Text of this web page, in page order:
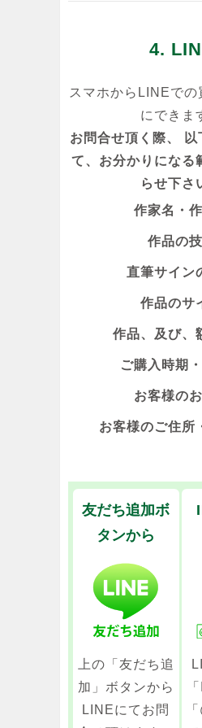
4.
スマホからLINEでの
にできま
お問合せ頂く際、
て、お分かりになる
らせ下さ
作家名・
作品の
直筆サイン
作品のサ
作品、及び、
ご購入時期
お客様の
お客様のご住所
友だち追加ボ
タンから
上の「友だち追
加」ボタンから
LINEにてお問